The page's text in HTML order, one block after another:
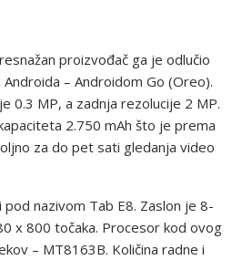
proizvođač ga je odlučio
– Androidom Go (Oreo).
0.3 MP, a zadnja rezolucije 2 MP.
2.750 mAh što je prema
za do pet sati gledanja video
nazivom Tab E8. Zaslon je 8-
x 800 točaka. Procesor kod ovog
– MT8163B. Količina radne i